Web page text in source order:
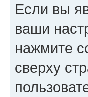
Если вы
ваши
нажмите
сверху